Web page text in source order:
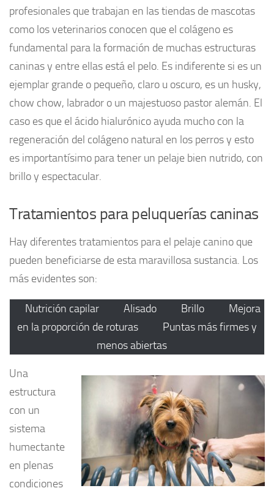
profesionales que trabajan en las tiendas de mascotas
como los veterinarios conocen que el colágeno es
fundamental para la formación de muchas estructuras
caninas y entre ellas está el pelo. Es indiferente si es un
ejemplar grande o pequeño, claro u oscuro, es un husky,
chow chow, labrador o un majestuoso pastor alemán. El
caso es que el ácido hialurónico ayuda mucho con la
regeneración del colágeno natural en los perros y esto
es importantísimo para tener un pelaje bien nutrido, con
brillo y espectacular.
Tratamientos para peluquerías caninas
Hay diferentes tratamientos para el pelaje canino que
pueden beneficiarse de esta maravillosa sustancia. Los
más evidentes son:
Nutrición capilar Alisado Brillo
Mejora
en la proporción de roturas
Puntas más firmes y
menos abiertas
Una
estructura
con un
sistema
humectante
en plenas
condiciones